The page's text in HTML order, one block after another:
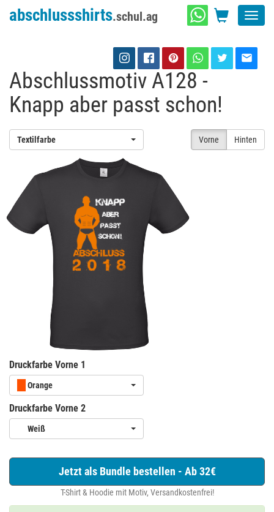
abschlussshirts.schul.ag
Abschlussmotiv A128 -
Knapp aber passt schon!
Vorne Hinten
Textilfarbe
Druckfarbe Vorne 1
Orange
Druckfarbe Vorne 2
Weiß
Jetzt als Bundle bestellen - Ab 32€
T-Shirt & Hoodie mit Motiv, Versandkostenfrei!